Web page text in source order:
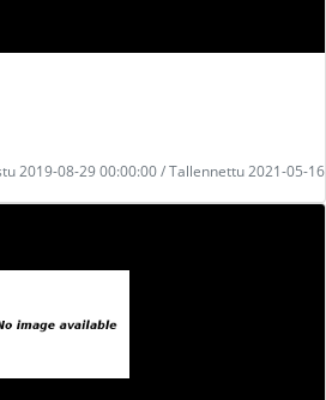
2019-08-29 00:00:00 / Tallennettu 2021-05-16